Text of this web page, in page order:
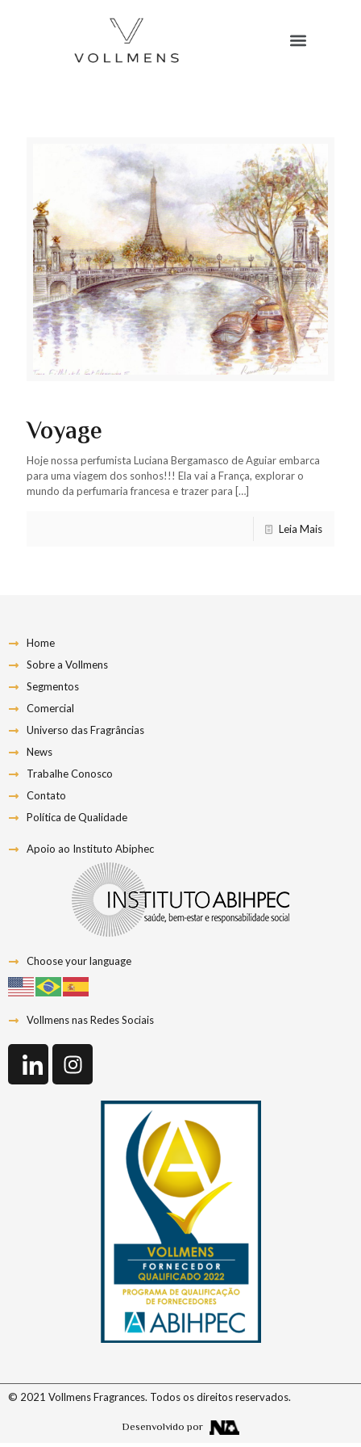
Voyage
Hoje nossa perfumista Luciana Bergamasco de Aguiar embarca
para uma viagem dos sonhos!!! Ela vai a França, explorar o
mundo da perfumaria francesa e trazer para […]
Leia Mais
Home
Sobre a Vollmens
Segmentos
Comercial
Universo das Fragrâncias
News
Trabalhe Conosco
Contato
Política de Qualidade
Apoio ao Instituto Abiphec
Choose your language
Vollmens nas Redes Sociais
© 2021 Vollmens Fragrances. Todos os direitos reservados.
Desenvolvido por